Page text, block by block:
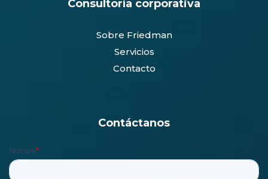
Consultoría corporativa
Sobre Friedman
Servicios
Contacto
Contáctanos